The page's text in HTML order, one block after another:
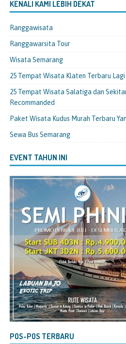
KENALI KAMI LEBIH DEKAT
Ranggawisata
Ranggawarsita Tour
Wisata Semarang
25 Tempat Wisata Klaten Terbaru
25 Tempat Wisata Salatiga dan
Recommanded
Paket Wisata Kudus Murah Terbaru
Sewa Bus Semarang
EVENT TAHUN INI
POS-POS TERBARU